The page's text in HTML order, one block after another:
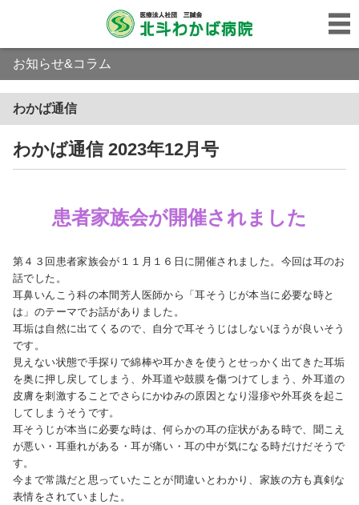
お知らせ&コラム
わかば通信
わかば通信 2023年12月号
患者家族会が開催されました
第４３回患者家族会が１１月１６日に開催されました。今回は耳のお
話でした。
耳鼻いんこう科の本間芳人医師から「耳そうじが本当に必要な時と
は」のテーマでお話がありました。
耳垢は自然に出てくるので、自分で耳そうじはしないほうが良いそう
です。
見えない状態で手探りで綿棒や耳かきを使うとせっかく出てきた耳垢
を奥に押し戻してしまう、外耳道や鼓膜を傷つけてしまう、外耳道の
皮膚を刺激することでさらにかゆみの原因となり湿疹や外耳炎を起こ
してしまうそうです。
耳そうじが本当に必要な時は、何らかの耳の症状がある時で、聞こえ
が悪い・耳垂れがある・耳が痛い・耳の中が気になる時だけだそうで
す。
今まで常識だと思っていたことが間違いとわかり、家族の方も真剣な
表情をされていました。